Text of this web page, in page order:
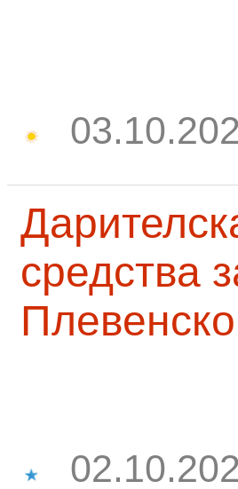
средства
Плевенско